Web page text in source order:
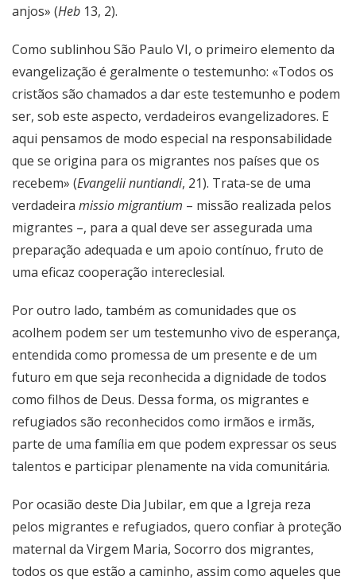
anjos» (Heb 13, 2).
Como sublinhou São Paulo VI, o primeiro elemento da
evangelização é geralmente o testemunho: «Todos os
cristãos são chamados a dar este testemunho e podem
ser, sob este aspecto, verdadeiros evangelizadores. E
aqui pensamos de modo especial na responsabilidade
que se origina para os migrantes nos países que os
recebem» (Evangelii nuntiandi, 21). Trata-se de uma
verdadeira missio migrantium – missão realizada pelos
migrantes –, para a qual deve ser assegurada uma
preparação adequada e um apoio contínuo, fruto de
uma eficaz cooperação intereclesial.
Por outro lado, também as comunidades que os
acolhem podem ser um testemunho vivo de esperança,
entendida como promessa de um presente e de um
futuro em que seja reconhecida a dignidade de todos
como filhos de Deus. Dessa forma, os migrantes e
refugiados são reconhecidos como irmãos e irmãs,
parte de uma família em que podem expressar os seus
talentos e participar plenamente na vida comunitária.
Por ocasião deste Dia Jubilar, em que a Igreja reza
pelos migrantes e refugiados, quero confiar à proteção
maternal da Virgem Maria, Socorro dos migrantes,
todos os que estão a caminho, assim como aqueles que